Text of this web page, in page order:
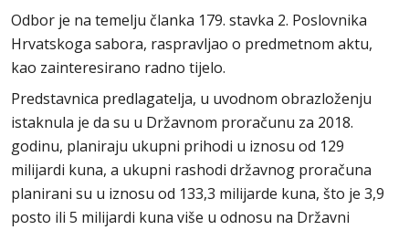
Odbor je na temelju članka 179. stavka 2. Poslovnika
Hrvatskoga sabora, raspravljao o predmetnom aktu,
kao zainteresirano radno tijelo.
Predstavnica predlagatelja, u uvodnom obrazloženju
istaknula je da su u Državnom proračunu za 2018.
godinu, planiraju ukupni prihodi u iznosu od 129
milijardi kuna, a ukupni rashodi državnog proračuna
planirani su u iznosu od 133,3 milijarde kuna, što je 3,9
posto ili 5 milijardi kuna više u odnosu na Državni